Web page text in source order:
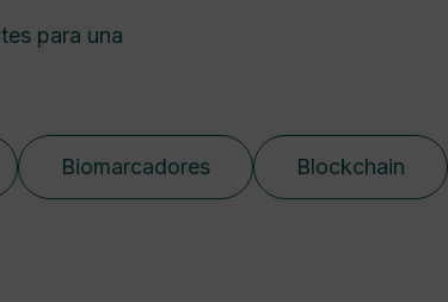
para una
Biomarcadores Blockchain